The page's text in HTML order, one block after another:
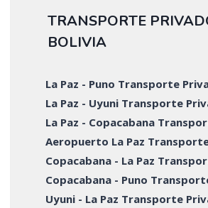
TRANSPORTE
BOLIVIA
La Paz - Puno Transporte
La Paz - Uyuni Transporte
La Paz - Copacabana
Aeropuerto La Paz
Copacabana - La Paz
Copacabana - Puno
Uyuni - La Paz Transporte